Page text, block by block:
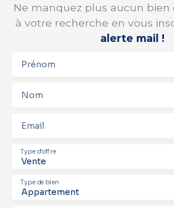
Ne manquez plus aucun bien
à votre recherche en vous
alerte mail !
Prénom
Nom
Email
Vente
Type d'offre
Appartement
Type de bien